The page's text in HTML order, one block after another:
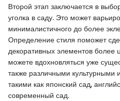
Второй этап заключается в
уголка в саду. Это может
минималистичного до более
Определение стиля поможет
декоративных элементов
можете вдохновляться уже
также различными культурными
такими как японский сад,
современный сад.